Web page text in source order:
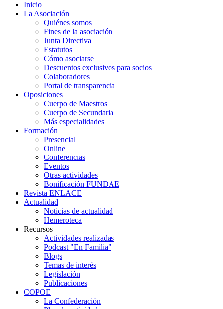
Inicio
La Asociación
Quiénes somos
Fines de la asociación
Junta Directiva
Estatutos
Cómo asociarse
Descuentos exclusivos para socios
Colaboradores
Portal de transparencia
Oposiciones
Cuerpo de Maestros
Cuerpo de Secundaria
Más especialidades
Formación
Presencial
Online
Conferencias
Eventos
Otras actividades
Bonificación FUNDAE
Revista ENLACE
Actualidad
Noticias de actualidad
Hemeroteca
Recursos
Actividades realizadas
Podcast "En Familia"
Blogs
Temas de interés
Legislación
Publicaciones
COPOE
La Confederación